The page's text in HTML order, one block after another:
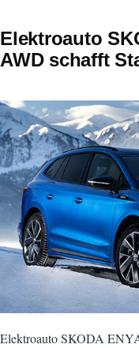
Elektroauto
AWD schafft
Elektroauto SKODA